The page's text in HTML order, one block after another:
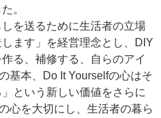
。
を送るために生活者の立場
ます」を経営理念とし、DIY
る、補修する、自らのアイ
基本、Do It Yourselfの心はそ
という新しい価値をさらに
心を大切にし、生活者の暮ら